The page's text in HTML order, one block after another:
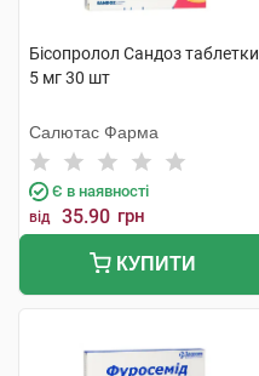
Бісопролол Сандоз таблетки
5 мг 30 шт
Салютас Фарма
Є в наявності
від 35.90 грн
КУПИТИ